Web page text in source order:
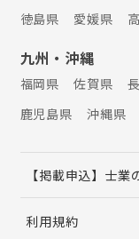
徳島県
愛媛県
九州・沖縄
福岡県 佐賀県
鹿児島県
沖縄県
【掲載申込】士業
利用規約